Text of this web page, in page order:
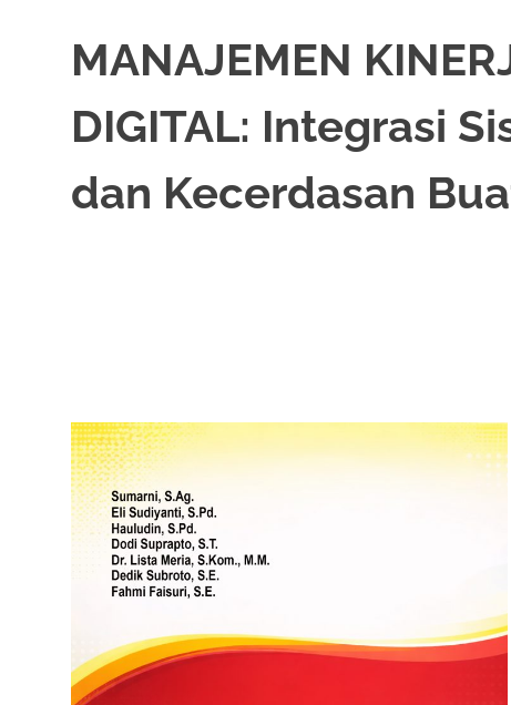
MANAJEMEN
DIGITAL: Integrasi
dan Kecerdasan